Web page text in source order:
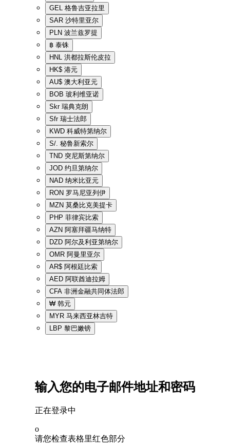
GEL 格鲁吉亚拉里
SAR 沙特里亚尔
PLN 波兰兹罗提
฿ 泰铢
HNL 洪都拉斯伦皮拉
HK$ 港元
AU$ 澳大利亚元
BOB 玻利维亚诺
Skr 瑞典克朗
Sfr 瑞士法郎
KWD 科威特第纳尔
S/. 秘鲁新索尔
TND 突尼斯第纳尔
JOD 约旦第纳尔
NAD 纳米比亚元
RON 罗马尼亚列伊
MZN 莫桑比克美提卡
PHP 菲律宾比索
AZN 阿塞拜疆马纳特
DZD 阿尔及利亚第纳尔
OMR 阿曼里亚尔
AR$ 阿根廷比索
AED 阿联酋迪拉姆
CFA 非洲金融共同体法郎
₩ 韩元
MYR 马来西亚林吉特
LBP 黎巴嫩镑
输入您的电子邮件地址和密码
正在登录中
o
请您检查表格里红色部分